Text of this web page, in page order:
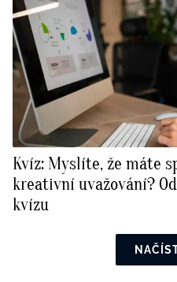
Kvíz: Myslíte, že máte
kreativní uvažování?
kvízu